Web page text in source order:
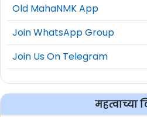
Old MahaNMK App
Join WhatsApp Group
Join Us On Telegram
महत्वाच्या